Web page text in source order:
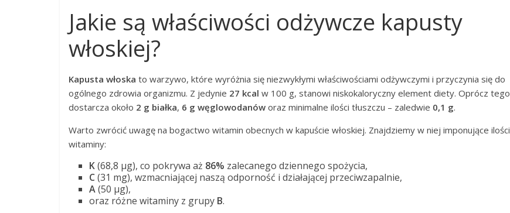
Jakie są właściwości odżywcze kapusty
włoskiej?
Kapusta włoska to warzywo, które wyróżnia się niezwykłymi właściwościami odżywczymi i przyczynia się do
ogólnego zdrowia organizmu. Z jedynie 27 kcal w 100 g, stanowi niskokaloryczny element diety. Oprócz tego
dostarcza około 2 g białka, 6 g węglowodanów oraz minimalne ilości tłuszczu – zaledwie 0,1 g.
Warto zwrócić uwagę na bogactwo witamin obecnych w kapuście włoskiej. Znajdziemy w niej imponujące ilości
witaminy:
K(68,8 μg), co pokrywa aż 86% zalecanego dziennego spożycia,
C(31 mg), wzmacniającej naszą odporność i działającej przeciwzapalnie,
A(50 μg),
oraz różne witaminy z grupy B.